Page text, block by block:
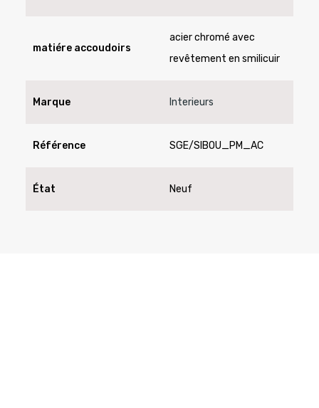
matiére accoudoirs
acier chromé avec
revêtement en smilicuir
Marque Interieurs
Référence SGE/SIBOU_PM_AC
État Neuf